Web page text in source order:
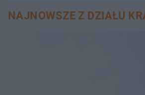
NAJNOWSZE Z DZIAŁU